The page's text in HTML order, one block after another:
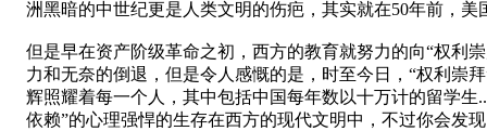
洲黑暗的中世纪更是人类文明的伤疤，其实就在50年前，
但是早在资产阶级革命之初，西方的教育就努力的向“权利
力和无奈的倒退，但是令人感慨的是，时至今日，“权利崇
辉照耀着每一个人，其中包括中国每年数以十万计的留学
依赖”的心理强悍的生存在西方的现代文明中，不过你会发